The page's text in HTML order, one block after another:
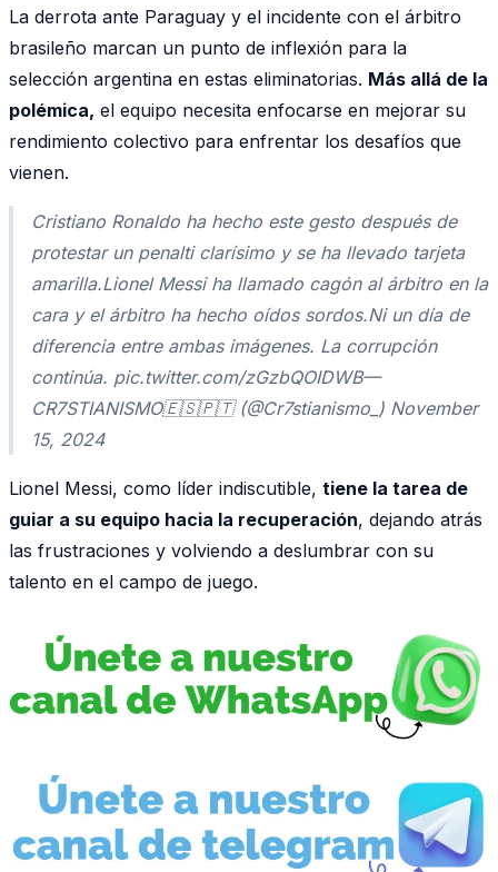
La derrota ante Paraguay y el incidente con el árbitro
brasileño marcan un punto de inflexión para la
selección argentina en estas eliminatorias. Más allá de la
polémica, el equipo necesita enfocarse en mejorar su
rendimiento colectivo para enfrentar los desafíos que
vienen.
Cristiano Ronaldo ha hecho este gesto después de
protestar un penalti clarísimo y se ha llevado tarjeta
amarilla.Lionel Messi ha llamado cagón al árbitro en la
cara y el árbitro ha hecho oídos sordos.Ni un día de
diferencia entre ambas imágenes. La corrupción
continúa. pic.twitter.com/zGzbQOIDWB—
CR7STIANISMO🇪🇸🇵🇹 (@Cr7stianismo_) November
15, 2024
Lionel Messi, como líder indiscutible, tiene la tarea de
guiar a su equipo hacia la recuperación, dejando atrás
las frustraciones y volviendo a deslumbrar con su
talento en el campo de juego.